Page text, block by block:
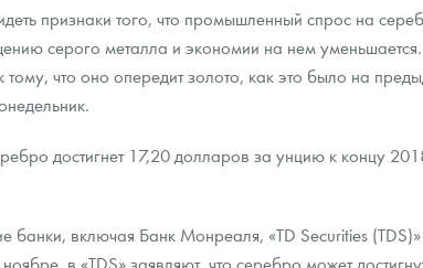
глубин"
признаки того, что промышленный спрос на
серого металла и экономии на нем
что оно опередит золото, как это было на
достигнет 17,20 долларов за унцию к концу
банки, включая Банк Монреаля, «TD Securities